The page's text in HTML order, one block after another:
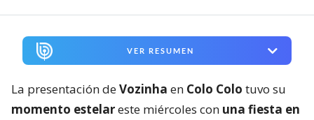
VER RESUMEN
La presentación deVozinha en Colo Colo tuvo su
momento estelareste miércoles con una fiesta en